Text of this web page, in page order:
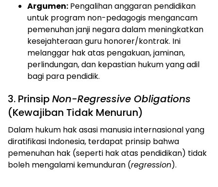
Argumen: Pengalihan anggaran pendidikan
untuk program non-pedagogis mengancam
pemenuhan janji negara dalam meningkatkan
kesejahteraan guru honorer/kontrak. Ini
melanggar hak atas pengakuan, jaminan,
perlindungan, dan kepastian hukum yang adil
bagi para pendidik.
​3. PrinsipNon-Regressive Obligations
(Kewajiban Tidak Menurun)
​Dalam hukum hak asasi manusia internasional yang
diratifikasi Indonesia, terdapat prinsip bahwa
pemenuhan hak (seperti hak atas pendidikan) tidak
boleh mengalami kemunduran (regression).